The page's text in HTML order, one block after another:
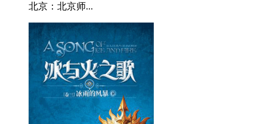
北京：北京师...